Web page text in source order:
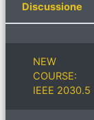
Stato
Discussione
NEW
COURSE:
IEEE 2030.5